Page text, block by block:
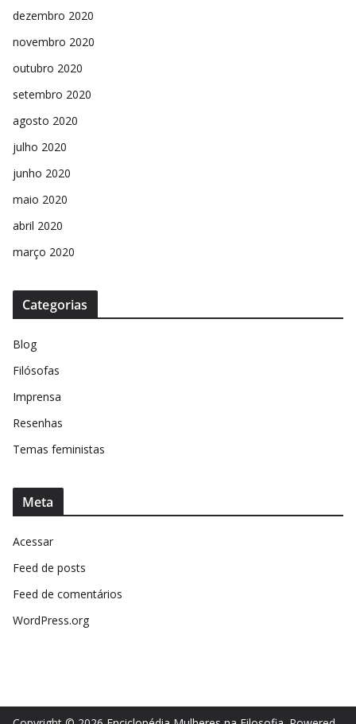
dezembro 2020
novembro 2020
outubro 2020
setembro 2020
agosto 2020
julho 2020
junho 2020
maio 2020
abril 2020
março 2020
Categorias
Blog
Filósofas
Imprensa
Resenhas
Temas feministas
Meta
Acessar
Feed de posts
Feed de comentários
WordPress.org